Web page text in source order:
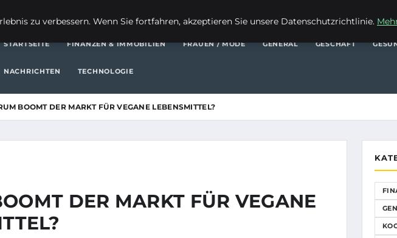
STARTSEITE FINANZEN & IMMOBILIEN FRAUEN / MODE GENERAL GESCHÄFT
NACHRICHTEN TECHNOLOGIE
BOOMT DER MARKT FÜR VEGANE LEBENSMITTEL?
DER MARKT FÜR VEGANE
zu verbessern. Wenn Sie fortfahren, akzeptieren Sie unsere Datenschutzrichtlinie.